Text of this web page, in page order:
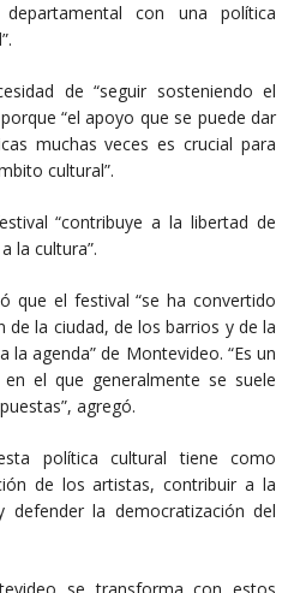
con una política
de “seguir sosteniendo el
“el apoyo que se puede dar
muchas veces es crucial para
cultural”.
“contribuye a la libertad de
la cultura”.
que el festival “se ha convertido
de la ciudad, de los barrios y de la
la agenda” de Montevideo. “Es un
el que generalmente se suele
agregó.
política cultural tiene como
de los artistas, contribuir a la
defender la democratización del